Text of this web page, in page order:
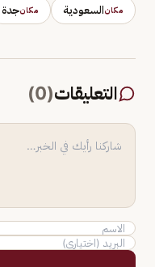
مكانالسعودية مكانجدة
التعليقات(
0
)